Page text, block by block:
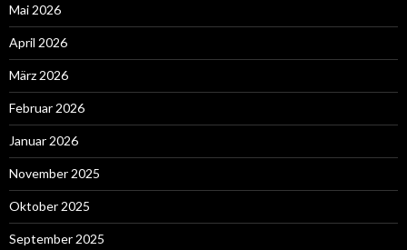
Mai 2026
April 2026
März 2026
Februar 2026
Januar 2026
November 2025
Oktober 2025
September 2025